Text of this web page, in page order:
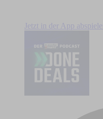
Jetzt in der App abspielen